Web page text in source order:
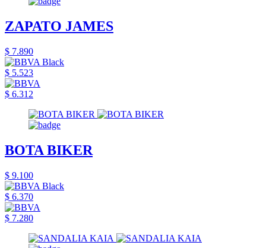
ZAPATO JAMES
$ 7.890
$ 5.523
$ 6.312
BOTA BIKER
$ 9.100
$ 6.370
$ 7.280